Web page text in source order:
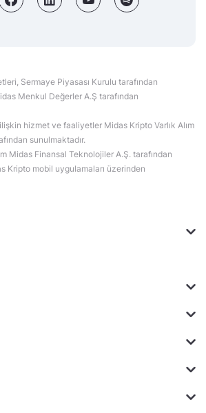
Sermaye Piyasası Kurulu tarafından
Menkul Değerler A.Ş tarafından
hizmet ve faaliyetler Midas Kripto Varlık Alım
sunulmaktadır.
Midas Finansal Teknolojiler A.Ş. tarafından
Kripto mobil uygulamaları üzerinden